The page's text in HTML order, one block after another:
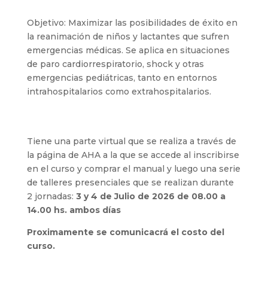
Objetivo: Maximizar las posibilidades de éxito en
la reanimación de niños y lactantes que sufren
emergencias médicas. Se aplica en situaciones
de paro cardiorrespiratorio, shock y otras
emergencias pediátricas, tanto en entornos
intrahospitalarios como extrahospitalarios.
Tiene una parte virtual que se realiza a través de
la página de AHA a la que se accede al inscribirse
en el curso y comprar el manual y luego una serie
de talleres presenciales que se realizan durante
2 jornadas: 3 y 4 de Julio de 2026 de 08.00 a
14.00 hs. ambos días
Proximamente se comunicacrá el costo del
curso.